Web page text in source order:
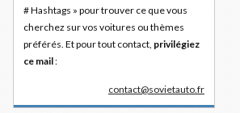
# Hashtags » pour trouver ce que vous
cherchez sur vos voitures ou thèmes
préférés. Et pour tout contact, privilégiez
ce mail:
contact@sovietauto.fr